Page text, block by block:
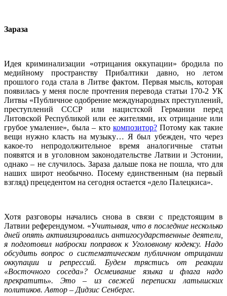
Зараза
Идея криминализации «отрицания оккупации» бродила по
медийному пространству Прибалтики давно, но летом
прошлого года стала в Литве фактом. Первая мысль, которая
появилась у меня после прочтения перевода статьи 170-2 УК
Литвы «Публичное одобрение международных преступлений,
преступлений СССР или нацистской Германии перед
Литовской Республикой или ее жителями, их отрицание или
грубое умаление», была – кто композитор?Потому как такие
вещи нужно класть на музыку… Я был убежден, что через
какое-то непродолжительное время аналогичные статьи
появятся и в уголовном законодательстве Латвии и Эстонии,
однако – не случилось. Зараза дальше пока не пошла, что для
наших широт необычно. Посему единственным (на первый
взгляд) прецедентом на сегодня остается «дело Палецкиса».
Хотя разговоры начались снова в связи с предстоящим в
Латвии референдумом. «Учитывая, что в последние несколько
дней опять активизировались антигосударственные деятели,
я подготовил наброски поправок к Уголовному кодексу. Надо
обсудить вопрос о систематическом публичном отрицании
оккупации и репрессий. Будем трястись от реакции
«Восточного соседа»?
Осмеивание языка и флага надо
прекратить». Это – из свежей переписки латышских
политиков. Автор – Дидзис Сенбергс.